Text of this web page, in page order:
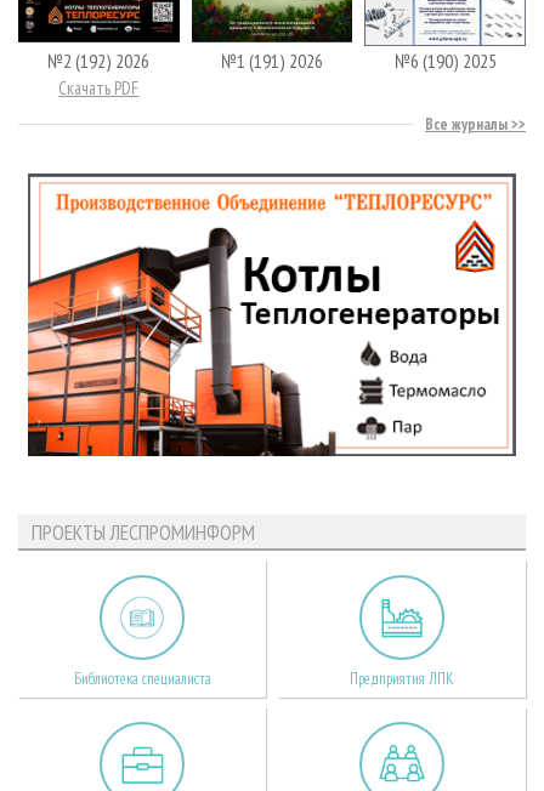
№2 (192) 2026
Скачать PDF
№1 (191) 2026 №6 (190) 2025
Все журналы
ПРОЕКТЫ ЛЕСПРОМИНФОРМ
Библиотека специалиста Предприятия ЛПК